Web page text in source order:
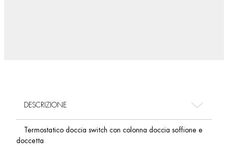
DESCRIZIONE
Termostatico doccia switch con colonna doccia soffione e
doccetta